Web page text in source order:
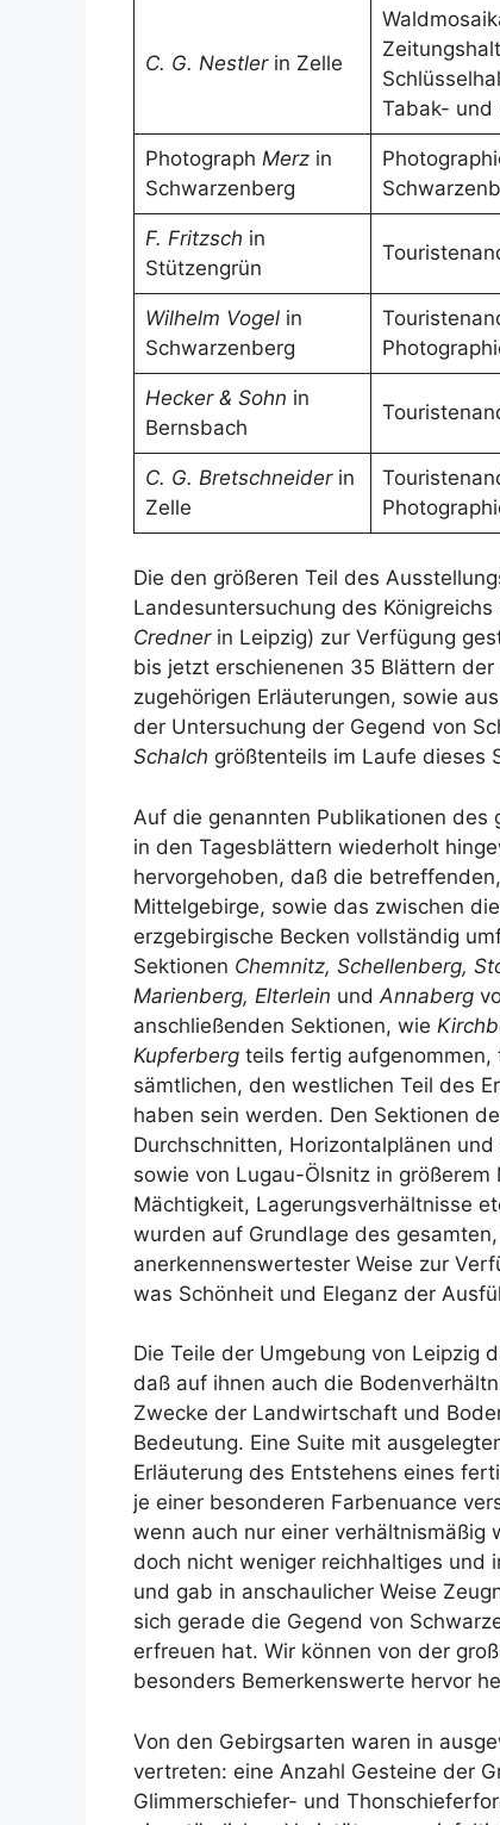
C. G. Nestlerin Zelle
Tabak- und
Photograph Merzin
Schwarzenberg
F. Fritzsch in
Stützengrün
Wilhelm Vogelin
Schwarzenberg
Hecker & Sohn in
Bernsbach
C. G. Bretschneiderin
Zelle
Die den größeren Teil des
Landesuntersuchung des
Crednerin Leipzig) zur Verfügung
bis jetzt erschienenen 35 Blättern
zugehörigen Erläuterungen, sowie
der Untersuchung der Gegend von
Schalch größtenteils im Laufe dieses
Auf die genannten Publikationen
in den Tagesblättern wiederholt
hervorgehoben, daß die
Mittelgebirge, sowie das zwischen
erzgebirgische Becken vollständig
Sektionen Chemnitz, Schellenberg,
Marienberg, Elterlein und Annaberg
anschließenden Sektionen, wie
Kupferberg teils fertig aufgenommen,
sämtlichen, den westlichen Teil des
haben sein werden. Den Sektionen
Durchschnitten, Horizontalplänen
sowie von Lugau-Ölsnitz in
Mächtigkeit, Lagerungsverhältnisse
wurden auf Grundlage des
anerkennenswertester Weise zur
was Schönheit und Eleganz der
Die Teile der Umgebung von Leipzig
daß auf ihnen auch die
Zwecke der Landwirtschaft und
Bedeutung. Eine Suite mit
Erläuterung des Entstehens eines
je einer besonderen Farbenuance
wenn auch nur einer verhältnismäßig
doch nicht weniger reichhaltiges und
und gab in anschaulicher Weise
sich gerade die Gegend von
erfreuen hat. Wir können von der
besonders Bemerkenswerte hervor
Von den Gebirgsarten waren in
vertreten: eine Anzahl Gesteine der
Glimmerschiefer- und